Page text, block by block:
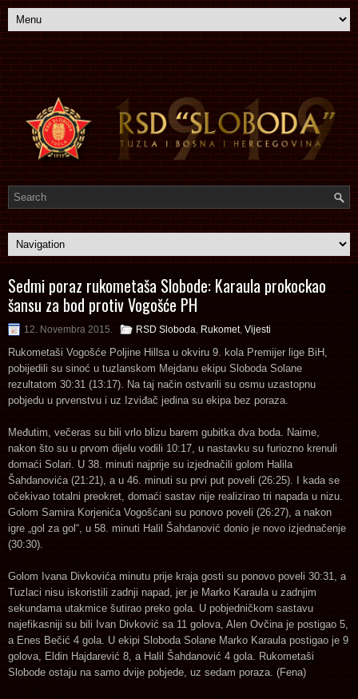
Sedmi poraz rukometaša Slobode: Karaula prokockao
šansu za bod protiv Vogošće PH
12. Novembra 2015. RSD Sloboda Rukomet, Vijesti
Rukometaši Vogošće Poljine Hillsa u okviru 9. kola Premijer lige BiH,
pobijedili su sinoć u tuzlanskom Mejdanu ekipu Sloboda Solane
rezultatom 30:31 (13:17). Na taj način ostvarili su osmu uzastopnu
pobjedu u prvenstvu i uz Izviđač jedina su ekipa bez poraza.
Međutim, večeras su bili vrlo blizu barem gubitka dva boda. Naime,
nakon što su u prvom dijelu vodili 10:17, u nastavku su furiozno krenuli
domaći Solari. U 38. minuti najprije su izjednačili golom Halila
Šahdanovića (21:21), a u 46. minuti su prvi put poveli (26:25). I kada se
očekivao totalni preokret, domaći sastav nije realizirao tri napada u nizu.
Golom Samira Korjenića Vogošćani su ponovo poveli (26:27), a nakon
igre „gol za gol“, u 58. minuti Halil Šahdanović donio je novo izjednačenje
(30:30).
Golom Ivana Divkovića minutu prije kraja gosti su ponovo poveli 30:31, a
Tuzlaci nisu iskoristili zadnji napad, jer je Marko Karaula u zadnjim
sekundama utakmice šutirao preko gola. U pobjedničkom sastavu
najefikasniji su bili Ivan Divković sa 11 golova, Alen Ovčina je postigao 5,
a Enes Bečić 4 gola. U ekipi Sloboda Solane Marko Karaula postigao je 9
golova, Eldin Hajdarević 8, a Halil Šahdanović 4 gola. Rukometaši
Slobode ostaju na samo dvije pobjede, uz sedam poraza. (Fena)